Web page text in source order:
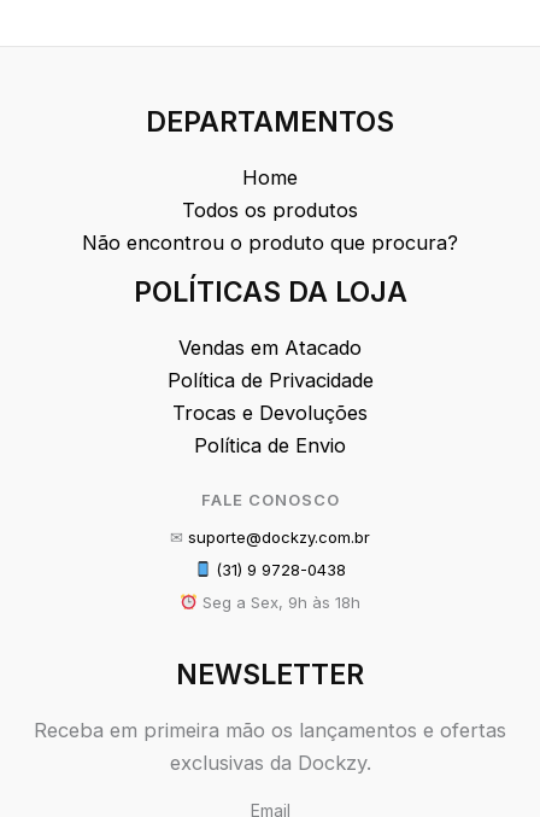
DEPARTAMENTOS
Home
Todos os produtos
Não encontrou o produto que procura?
POLÍTICAS DA LOJA
Vendas em Atacado
Política de Privacidade
Trocas e Devoluções
Política de Envio
FALE CONOSCO
✉ suporte@dockzy.com.br
(31) 9 9728-0438
Seg a Sex, 9h às 18h
NEWSLETTER
Receba em primeira mão os lançamentos e ofertas
exclusivas da Dockzy.
Email